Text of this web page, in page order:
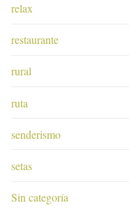
relax
restaurante
rural
ruta
senderismo
setas
Sin categoría